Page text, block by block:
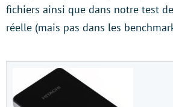
fichiers ainsi que dans notre test
réelle (mais pas dans les